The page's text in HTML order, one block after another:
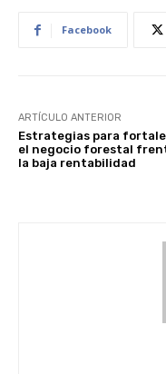
Facebook
ARTÍCULO ANTERIOR
Estrategias para
el negocio forestal
la baja rentabilidad